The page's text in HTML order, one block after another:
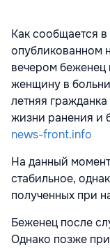
Как сообщается
опубликованном
вечером
женщину в
летняя
жизни ранения и
news-front.info
На данный
стабильное,
полученных при
Беженец после
Однако позже